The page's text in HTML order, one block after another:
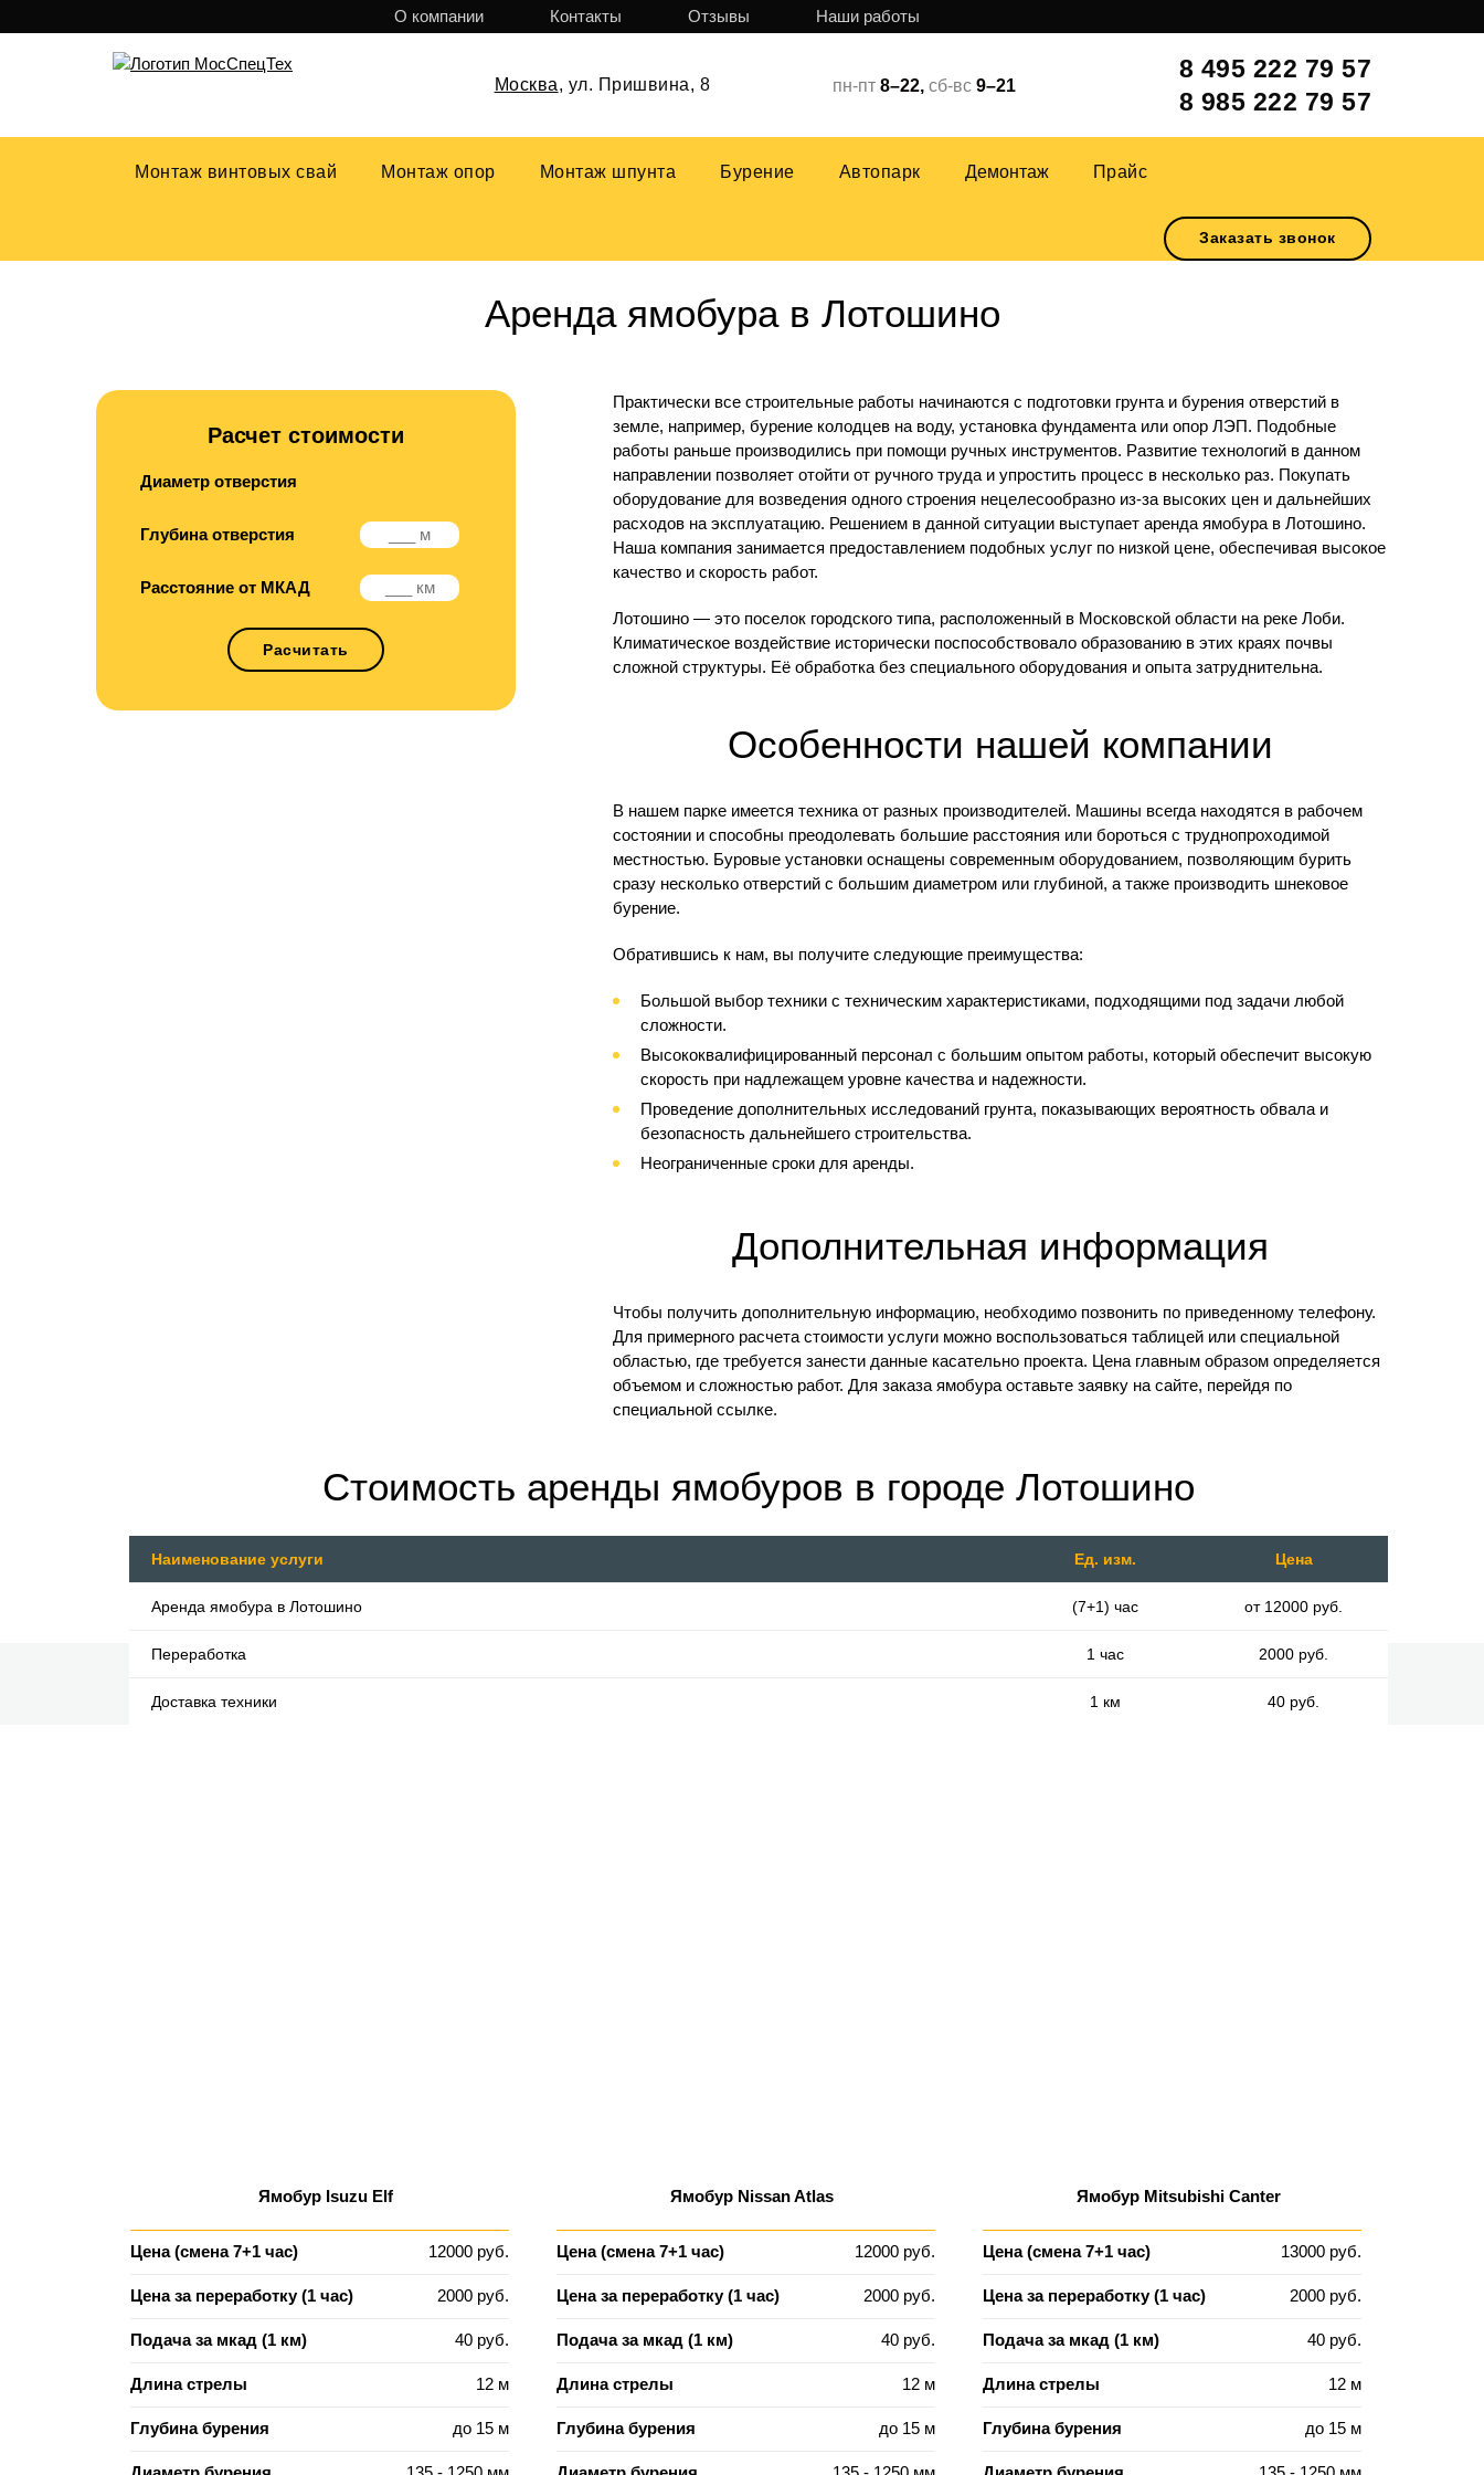
О компании Контакты Отзывы Наши работы
Москва, ул. Пришвина, 8 пн-пт 8–22, сб-вс 9–21
8 495 222 79 57
8 985 222 79 57
Монтаж винтовых свай Монтаж опор Монтаж шпунта Бурение Автопарк Демонтаж Прайс
Заказать звонок
Аренда ямобура в Лотошино
Практически все строительные работы начинаются с подготовки грунта и бурения отверстий в
земле, например, бурение колодцев на воду, установка фундамента или опор ЛЭП. Подобные
работы раньше производились при помощи ручных инструментов. Развитие технологий в данном
направлении позволяет отойти от ручного труда и упростить процесс в несколько раз. Покупать
оборудование для возведения одного строения нецелесообразно из-за высоких цен и дальнейших
расходов на эксплуатацию. Решением в данной ситуации выступает аренда ямобура в Лотошино.
Наша компания занимается предоставлением подобных услуг по низкой цене, обеспечивая высокое
качество и скорость работ.
Лотошино — это поселок городского типа, расположенный в Московской области на реке Лоби.
Климатическое воздействие исторически поспособствовало образованию в этих краях почвы
сложной структуры. Её обработка без специального оборудования и опыта затруднительна.
Особенности нашей компании
В нашем парке имеется техника от разных производителей. Машины всегда находятся в рабочем
состоянии и способны преодолевать большие расстояния или бороться с труднопроходимой
местностью. Буровые установки оснащены современным оборудованием, позволяющим бурить
сразу несколько отверстий с большим диаметром или глубиной, а также производить шнековое
бурение.
Обратившись к нам, вы получите следующие преимущества:
Большой выбор техники с техническим характеристиками, подходящими под задачи любой
сложности.
Высококвалифицированный персонал с большим опытом работы, который обеспечит высокую
скорость при надлежащем уровне качества и надежности.
Проведение дополнительных исследований грунта, показывающих вероятность обвала и
безопасность дальнейшего строительства.
Неограниченные сроки для аренды.
Дополнительная информация
Чтобы получить дополнительную информацию, необходимо позвонить по приведенному телефону.
Для примерного расчета стоимости услуги можно воспользоваться таблицей или специальной
областью, где требуется занести данные касательно проекта. Цена главным образом определяется
объемом и сложностью работ. Для заказа ямобура оставьте заявку на сайте, перейдя по
специальной ссылке.
Расчет стоимости
Диаметр отверстия
Глубина отверстия
Расстояние от МКАД
Расчитать
Стоимость аренды ямобуров в городе Лотошино
Наименование услуги Ед. изм. Цена
Аренда ямобура в Лотошино (7+1) час от 12000 руб.
Переработка 1 час 2000 руб.
Доставка техники 1 км 40 руб.
Ямобур Isuzu Elf
Цена (смена 7+1 час) 12000 руб.
Цена за переработку (1 час) 2000 руб.
Подача за мкад (1 км) 40 руб.
Длина стрелы 12 м
Глубина бурения до 15 м
Ямобур Nissan Atlas
Цена (смена 7+1 час) 12000 руб.
Цена за переработку (1 час) 2000 руб.
Подача за мкад (1 км) 40 руб.
Длина стрелы 12 м
Глубина бурения до 15 м
Ямобур Mitsubishi Canter
Цена (смена 7+1 час) 13000 руб.
Цена за переработку (1 час) 2000 руб.
Подача за мкад (1 км) 40 руб.
Длина стрелы 12 м
Глубина бурения до 15 м